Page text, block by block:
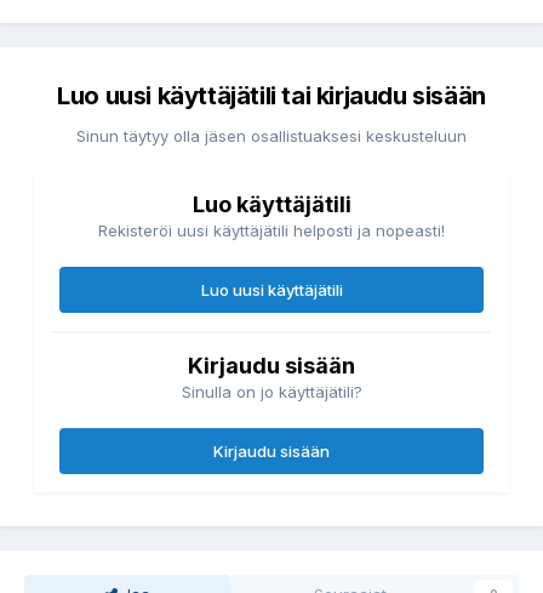
Luo uusi käyttäjätili tai kirjaudu sisään
Sinun täytyy olla jäsen osallistuaksesi keskusteluun
Luo käyttäjätili
Rekisteröi uusi käyttäjätili helposti ja nopeasti!
Luo uusi käyttäjätili
Kirjaudu sisään
Sinulla on jo käyttäjätili?
Kirjaudu sisään